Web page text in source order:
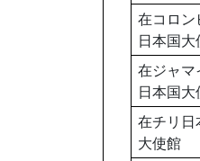
在コロン
日本国大
在ジャマ
日本国大
在チリ日
大使館